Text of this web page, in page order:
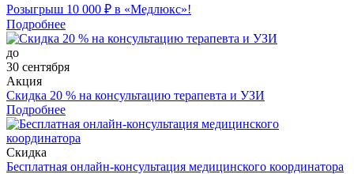
Розыгрыш 10 000 ₽ в «Медлюкс»!
Подробнее
до
30 сентября
Акция
Скидка 20 % на консультацию терапевта и УЗИ
Подробнее
Скидка
Бесплатная онлайн-консультация медицинского координатора